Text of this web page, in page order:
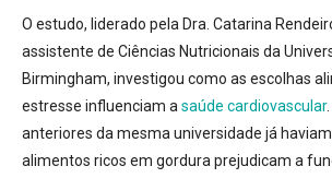
O estudo, liderado pela Dra. Catarina
assistente de Ciências Nutricionais da
Birmingham, investigou como as escolhas
estresse influenciam a saúde cardiovascular
anteriores da mesma universidade já
alimentos ricos em gordura prejudicam a